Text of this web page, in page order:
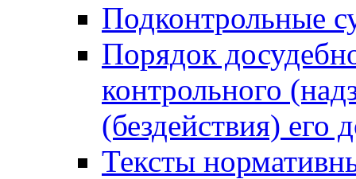
Подконтрольные
Порядок
контрольного
(бездействия)
Тексты